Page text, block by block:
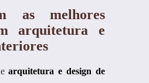
as melhores
arquitetura e
arquitetura e design de